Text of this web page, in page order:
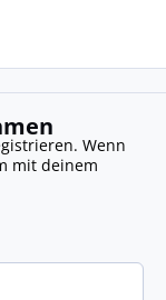
Wenn
mit deinem